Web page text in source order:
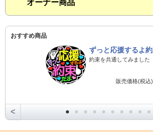
オーナー商品
おすすめ商品
ずっと応援するよ
約束を共通してみました
販売価格(税込
<